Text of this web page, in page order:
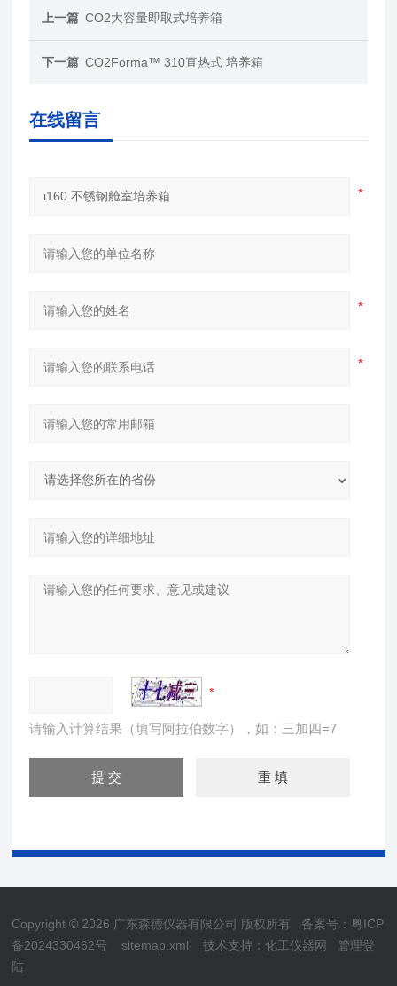
上一篇 CO2大容量即取式培养箱
下一篇 CO2Forma™ 310直热式 培养箱
在线留言
请输入计算结果（填写阿拉伯数字），如：三加四=7
Copyright © 2026 广东森德仪器有限公司 版权所有 备案号：粤ICP
备2024330462号
sitemap.xml 技术支持：化工仪器网
管理登
陆